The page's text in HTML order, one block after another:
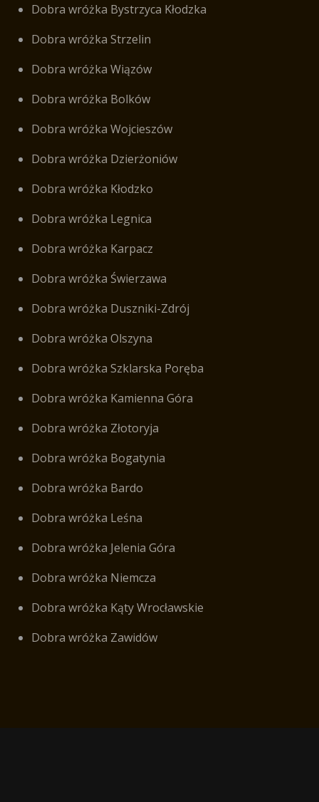
Dobra wróżka Bystrzyca Kłodzka
Dobra wróżka Strzelin
Dobra wróżka Wiązów
Dobra wróżka Bolków
Dobra wróżka Wojcieszów
Dobra wróżka Dzierżoniów
Dobra wróżka Kłodzko
Dobra wróżka Legnica
Dobra wróżka Karpacz
Dobra wróżka Świerzawa
Dobra wróżka Duszniki-Zdrój
Dobra wróżka Olszyna
Dobra wróżka Szklarska Poręba
Dobra wróżka Kamienna Góra
Dobra wróżka Złotoryja
Dobra wróżka Bogatynia
Dobra wróżka Bardo
Dobra wróżka Leśna
Dobra wróżka Jelenia Góra
Dobra wróżka Niemcza
Dobra wróżka Kąty Wrocławskie
Dobra wróżka Zawidów